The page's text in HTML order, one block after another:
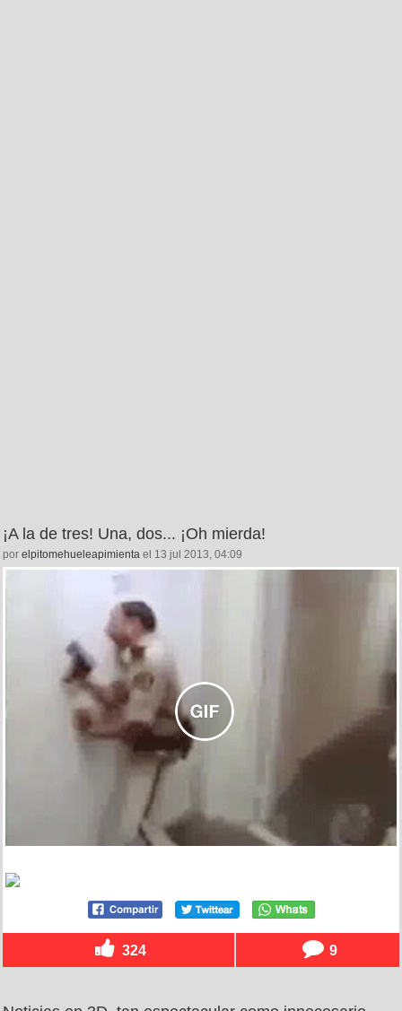
¡A la de tres! Una, dos... ¡Oh mierda!
por elpitomehueleapimienta el 13 jul 2013, 04:09
324 9